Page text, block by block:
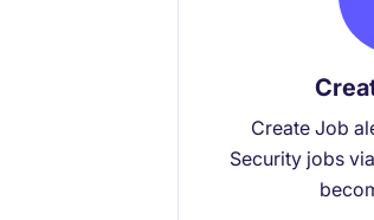
Create Job
Security jobs